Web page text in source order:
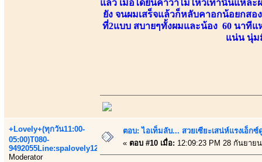
แล้ว เมื่อได้ยินคำว่าไม่ไหวเท่านั้นแหล
ยัง จนผมเสร็จแล้วก็หลับคาอกน้อยกสอ
ที่2แบบ สบายๆทั้งผมและน้อง 60 นาทีแ
แน่น นุ่ม
+Lovely+(ทุกวัน11:00-
05:00)T080-
9492055Line:spalovely123
Moderator
ตอบ: ไอเท็มลับ... สวยเซียะเสน่ห์แรงเอ็ก
« ตอบ #10 เมื่อ: 12:09:23 PM 28 กันยาย